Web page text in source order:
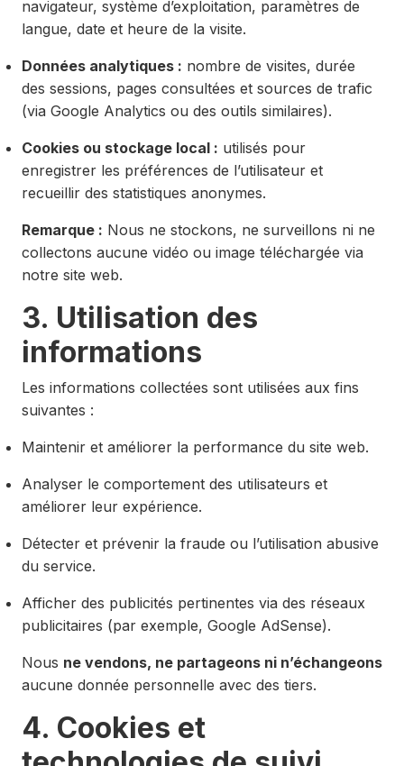
navigateur, système d’exploitation, paramètres de
langue, date et heure de la visite.
Données analytiques : nombre de visites, durée
des sessions, pages consultées et sources de trafic
(via Google Analytics ou des outils similaires).
Cookies ou stockage local : utilisés pour
enregistrer les préférences de l’utilisateur et
recueillir des statistiques anonymes.
Remarque : Nous ne stockons, ne surveillons ni ne
collectons aucune vidéo ou image téléchargée via
notre site web.
3. Utilisation des
informations
Les informations collectées sont utilisées aux fins
suivantes :
Maintenir et améliorer la performance du site web.
Analyser le comportement des utilisateurs et
améliorer leur expérience.
Détecter et prévenir la fraude ou l’utilisation abusive
du service.
Afficher des publicités pertinentes via des réseaux
publicitaires (par exemple, Google AdSense).
Nous ne vendons, ne partageons ni n’échangeons
aucune donnée personnelle avec des tiers.
4. Cookies et